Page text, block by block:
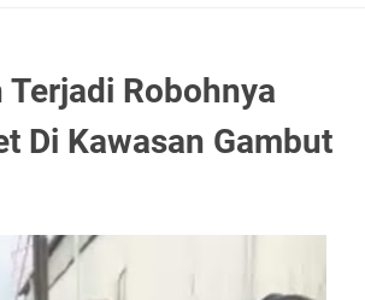
Robohnya
Di Kawasan Gambut